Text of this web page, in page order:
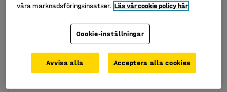
våra marknadsföringsinsatser. Läs vår cookie policy här
Cookie-inställningar
Avvisa alla Acceptera alla cookies